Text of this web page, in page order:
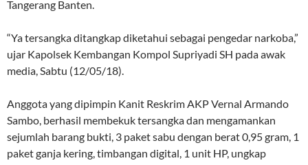
Tangerang Banten.
“Ya tersangka ditangkap diketahui sebagai pengedar narkoba,”
ujar Kapolsek Kembangan Kompol Supriyadi SH pada awak
media, Sabtu (12/05/18).
Anggota yang dipimpin Kanit Reskrim AKP Vernal Armando
Sambo, berhasil membekuk tersangka dan mengamankan
sejumlah barang bukti, 3 paket sabu dengan berat 0,95 gram, 1
paket ganja kering, timbangan digital, 1 unit HP, ungkap